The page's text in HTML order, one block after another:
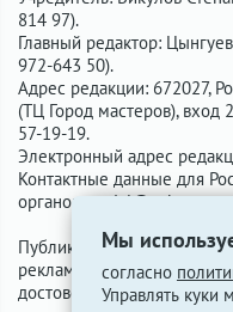
Мы
согласно
Управлять куки
814 97).
Главный редактор:
972-643 50).
Адрес редакции: 672027,
(ТЦ Город мастеров), вход
57-19-19.
Электронный адрес
Контактные данные для
органов:
Публикации с пометками
рекламодателем. Редакция
достоверность